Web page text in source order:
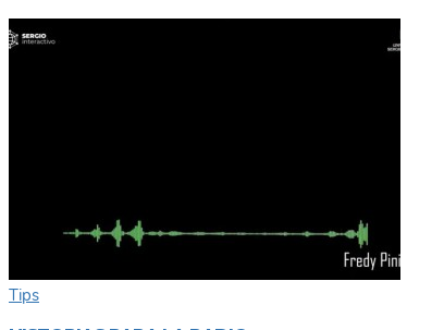
Tips